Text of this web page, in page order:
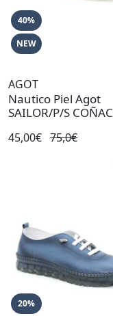
40%
NEW
AGOT
Nautico Piel Agot
SAILOR/P/S COÑAC
45,00€ 75,0€
20%